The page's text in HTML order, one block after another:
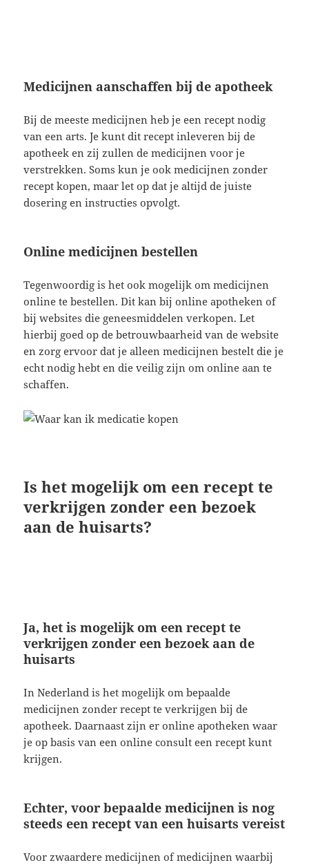
Medicijnen aanschaffen bij de apotheek
Bij de meeste medicijnen heb je een recept nodig
van een arts. Je kunt dit recept inleveren bij de
apotheek en zij zullen de medicijnen voor je
verstrekken. Soms kun je ook medicijnen zonder
recept kopen, maar let op dat je altijd de juiste
dosering en instructies opvolgt.
Online medicijnen bestellen
Tegenwoordig is het ook mogelijk om medicijnen
online te bestellen. Dit kan bij online apotheken of
bij websites die geneesmiddelen verkopen. Let
hierbij goed op de betrouwbaarheid van de website
en zorg ervoor dat je alleen medicijnen bestelt die je
echt nodig hebt en die veilig zijn om online aan te
schaffen.
Is het mogelijk om een recept te
verkrijgen zonder een bezoek
aan de huisarts?
Ja, het is mogelijk om een recept te
verkrijgen zonder een bezoek aan de
huisarts
In Nederland is het mogelijk om bepaalde
medicijnen zonder recept te verkrijgen bij de
apotheek. Daarnaast zijn er online apotheken waar
je op basis van een online consult een recept kunt
krijgen.
Echter, voor bepaalde medicijnen is nog
steeds een recept van een huisarts vereist
Voor zwaardere medicijnen of medicijnen waarbij